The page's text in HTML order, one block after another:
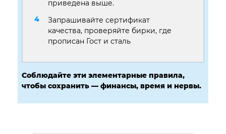
приведена выше.
Запрашивайте сертификат
качества, проверяйте бирки, где
прописан Гост и сталь
Соблюдайте эти элементарные правила,
чтобы сохранить — финансы, время и нервы.